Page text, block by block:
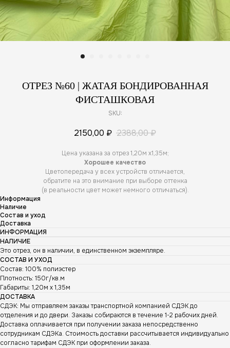
ОТРЕЗ №60 | ЖАТАЯ БОНДИРОВАННАЯ
ФИСТАШКОВАЯ
SKU:
2150,00 ₽ 2388,00₽
Цена указана за отрез 1,20м х1,35м;
Хорошее качество
Цветопередача у всех устройств отличается,
обратите на это внимание при выборе оттенка
(в реальности цвет может немного отличаться).
Информация
Наличие
Состав и уход
Доставка
ИНФОРМАЦИЯ
НАЛИЧИЕ
Это отрез, он в наличии, в единственном экземпляре.
СОСТАВ И УХОД
Состав: 100% полиэстер
Плотность: 150г/кв.м
Габариты: 1,20м х 1,35м
ДОСТАВКА
СДЭК: Мы отправляем заказы транспортной компанией СДЭК до
отделения и до двери. Заказы собираются в течение 1-2 рабочих дней.
Доставка оплачивается при получении заказа непосредственно
сотрудникам СДЭКа. Стоимость доставки рассчитывается индивидуально
согласно тарифам СДЭК при оформлении заказа.